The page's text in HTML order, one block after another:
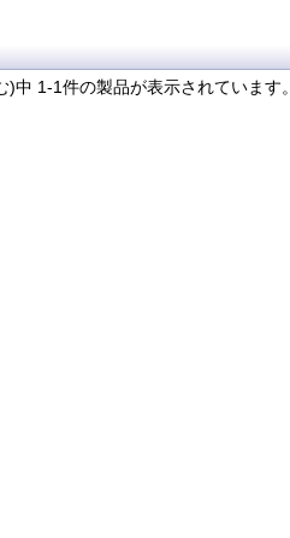
)中 1-1件の製品が表示されています。